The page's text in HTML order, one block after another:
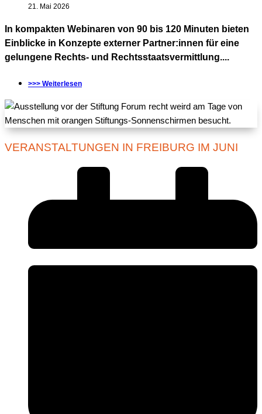
21. Mai 2026
In kompakten Webinaren von 90 bis 120 Minuten bieten
Einblicke in Konzepte externer Partner:innen für eine
gelungene Rechts- und Rechtsstaatsvermittlung....
>>> Weiterlesen
VERANSTALTUNGEN IN FREIBURG IM JUNI